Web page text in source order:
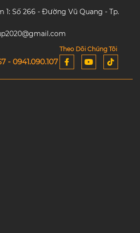
1: Số 266 - Đường Vũ Quang - Tp.
- 0941.090.107
Theo Dõi Chúng Tôi